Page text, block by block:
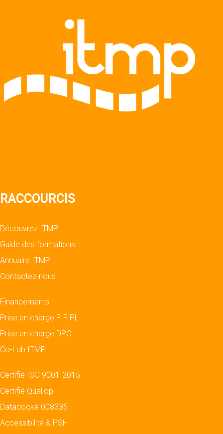
RACCOURCIS
Découvrez ITMP
Guide des formations
Annuaire ITMP
Contactez-nous
Financements
Prise en charge FIF PL
Prise en charge DPC
Co-Lab ITMP
Certifié ISO 9001-2015
Certifié Qualiopi
Datadocké 008335
Accessibilité & PSH